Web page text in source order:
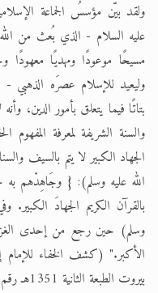
ولقد بيّن مؤسسُ الجماعة
عليه السلام - الذي بُعث من
مسيحًا موعودًا ومهديًا معهودًا
وليعيد للإسلام عصرَه الذهبي -
بتاتًا فيما يتعلق بأمور الدين،
والسنة الشريفة لمعرفة
الجهاد الكبير لا يتم بالسيف
بالقرآن الكريم الجهادَ
وسلم) حين رجع من إحدى
الأكبر." (كشف الخفاء للإمام
بيروت الطبعة الثانية 1351هـ رقم الحديث 1362).